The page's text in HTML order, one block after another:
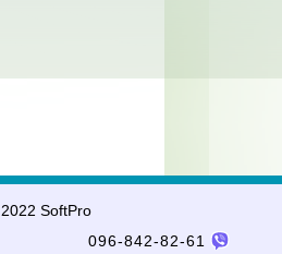
SoftPro
096-842-82-61